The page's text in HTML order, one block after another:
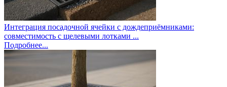
Интеграция посадочной ячейки с дождеприёмниками:
совместимость с щелевыми лотками ...
Подробнее...